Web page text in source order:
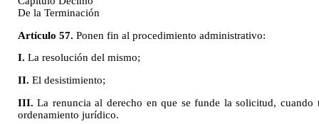
De la Terminación
Artículo 57. Ponen fin al procedimiento administrativo:
I. La resolución del mismo;
II. El desistimiento;
III. La renuncia al derecho en que se funde la solicitud,
ordenamiento jurídico.